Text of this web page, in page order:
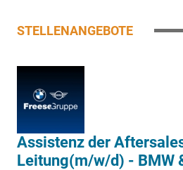
STELLENANGEBOTE
Assistenz der
Leitung(m/w/d) - BMW